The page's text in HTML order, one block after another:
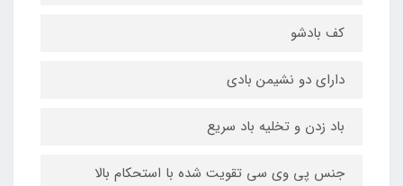
کف بادشو
دارای دو نشیمن بادی
باد زدن و تخلیه باد سریع
جنس پی وی سی تقویت شده با استحکام بالا